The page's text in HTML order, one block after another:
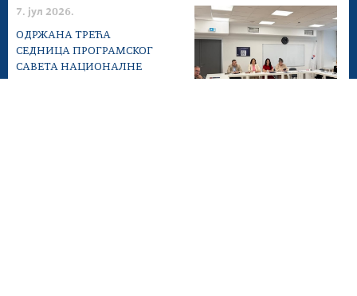
7. јул 2026.
ОДРЖАНА ТРЕЋА
СЕДНИЦА ПРОГРАМСКОГ
САВЕТА НАЦИОНАЛНЕ